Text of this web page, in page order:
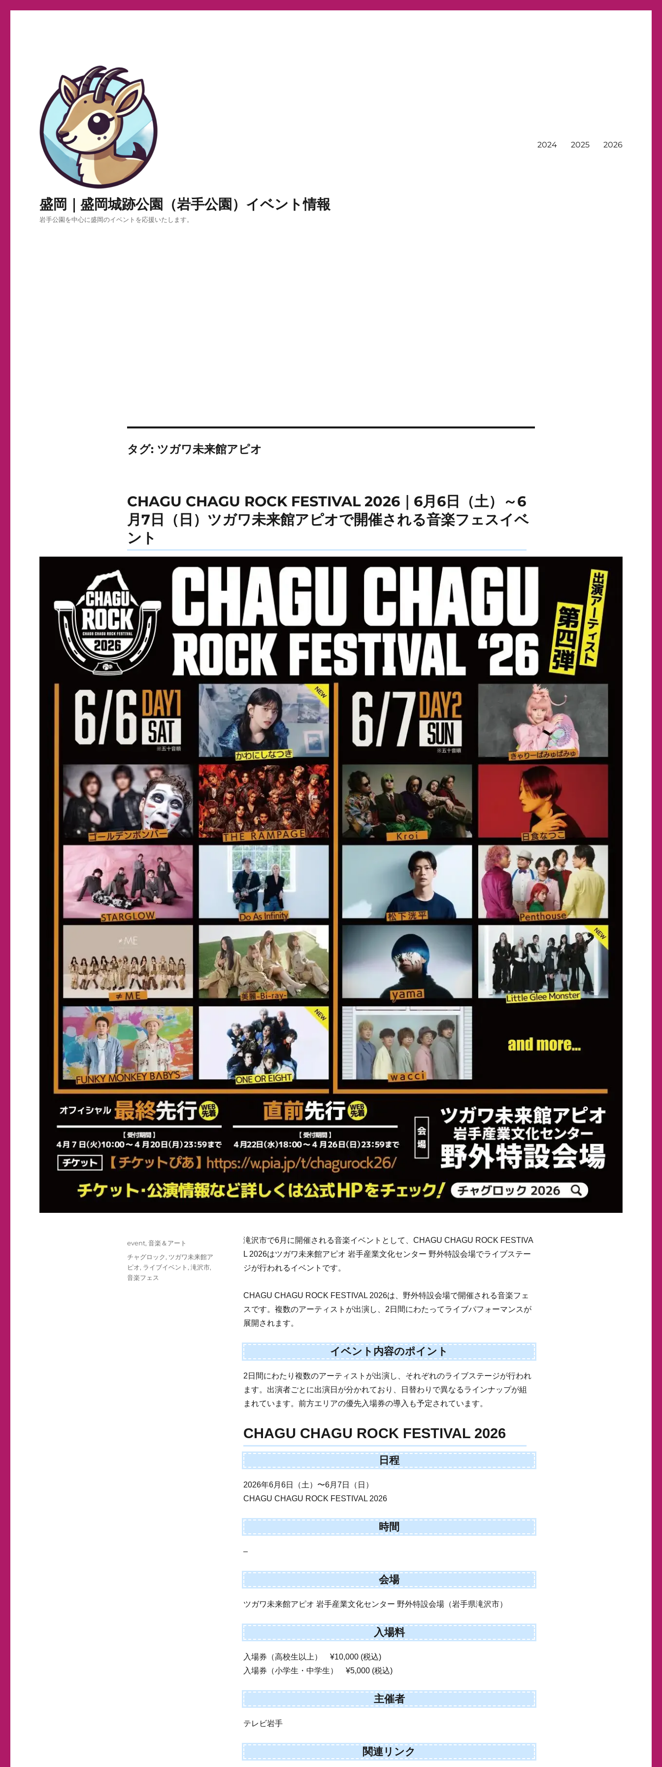
盛岡｜盛岡城跡公園（岩手公園）イベント情報
岩手公園を中心に盛岡のイベントを応援いたします。
2024 2025 2026
タグ: ツガワ未来館アピオ
CHAGU CHAGU ROCK FESTIVAL 2026｜6月6日（土）～6
月7日（日）ツガワ未来館アピオで開催される音楽フェスイベ
ント
滝沢市で6月に開催される音楽イベントとして、CHAGU CHAGU ROCK FESTIVA
L 2026はツガワ未来館アピオ 岩手産業文化センター 野外特設会場でライブステー
ジが行われるイベントです。
CHAGU CHAGU ROCK FESTIVAL 2026は、野外特設会場で開催される音楽フェ
スです。複数のアーティストが出演し、2日間にわたってライブパフォーマンスが
展開されます。
イベント内容のポイント
2日間にわたり複数のアーティストが出演し、それぞれのライブステージが行われ
ます。出演者ごとに出演日が分かれており、日替わりで異なるラインナップが組
まれています。前方エリアの優先入場券の導入も予定されています。
CHAGU CHAGU ROCK FESTIVAL 2026
日程
2026年6月6日（土）〜6月7日（日）
CHAGU CHAGU ROCK FESTIVAL 2026
時間
–
会場
ツガワ未来館アピオ 岩手産業文化センター 野外特設会場（岩手県滝沢市）
入場料
入場券（高校生以上） ¥10,000 (税込)
入場券（小学生・中学生） ¥5,000 (税込)
主催者
テレビ岩手
関連リンク
日:
カ
テ
ゴ
リ
event, 音楽＆アート
タ
グ
チャグロック, ツガワ未来館ア
ピオ, ライブイベント, 滝沢市,
音楽フェス